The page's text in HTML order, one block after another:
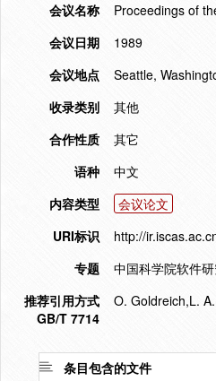
会议名称
Proceedings of
会议日期
1989
会议地点
Seattle,
收录类别
其他
合作性质
其它
语种
中文
内容类型
会议论文
URI标识
http://
专题
中国科学院软件
推荐引用方式
GB/T 7714
O. Goldreich,L.
条目包含的文件